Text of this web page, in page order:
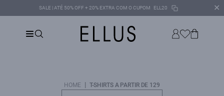
SALE | ATÉ 50% OFF + 20% EXTRA COM O CUPOM ELL20 ✕
HOME | T-SHIRTS A PARTIR DE 129